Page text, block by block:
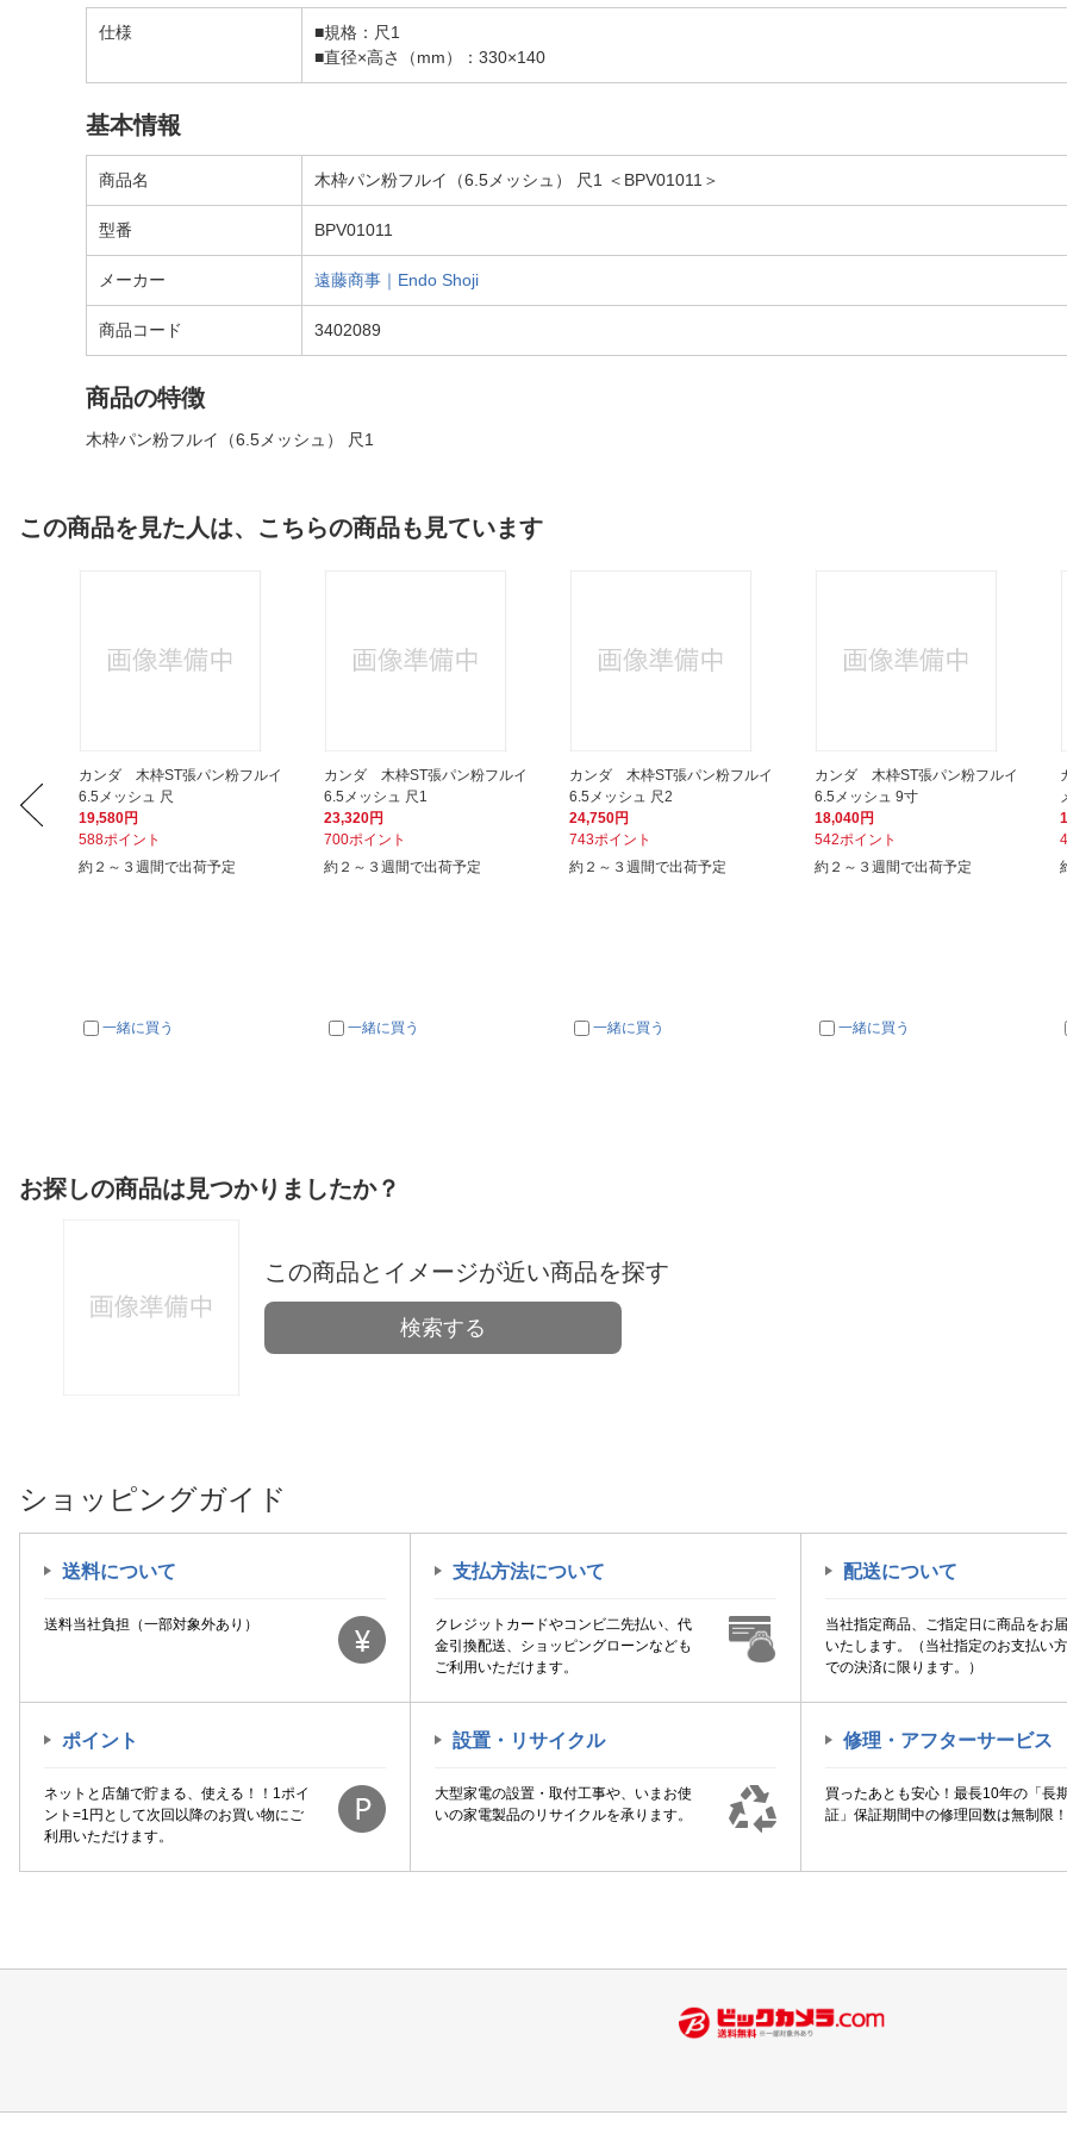
仕様
■規格：尺1
■直径×高さ（mm）：330×140
基本情報
商品名 木枠パン粉フルイ（6.5メッシュ） 尺1 ＜BPV01011＞
型番 BPV01011
メーカー 遠藤商事｜Endo Shoji
商品コード 3402089
商品の特徴
木枠パン粉フルイ（6.5メッシュ） 尺1
この商品を見た人は、こちらの商品も見ています
カンダ 木枠ST張パン粉フルイ
6.5メッシュ 尺
19,580円
588ポイント
約２～３週間で出荷予定
一緒に買う
カンダ 木枠ST張パン粉フルイ
6.5メッシュ 尺1
23,320円
700ポイント
約２～３週間で出荷予定
一緒に買う
カンダ 木枠ST張パン粉フルイ
6.5メッシュ 尺2
24,750円
743ポイント
約２～３週間で出荷予定
一緒に買う
カンダ 木枠ST張パン粉フルイ
6.5メッシュ 9寸
18,040円
542ポイント
約２～３週間で出荷予定
一緒に買う
お探しの商品は見つかりましたか？
この商品とイメージが近い商品を探す
検索する
ショッピングガイド
送料について
送料当社負担（一部対象外あり）
支払方法について
クレジットカードやコンビ二先払い、代
金引換配送、ショッピングローンなども
ご利用いただけます。
配送について
当社指定商品、ご指定日に商品をお
いたします。（当社指定のお支払い
での決済に限ります。）
ポイント
ネットと店舗で貯まる、使える！！1ポイ
ント=1円として次回以降のお買い物にご
利用いただけます。
設置・リサイクル
大型家電の設置・取付工事や、いまお使
いの家電製品のリサイクルを承ります。
修理・アフターサービス
買ったあとも安心！最長10年の「長
証」保証期間中の修理回数は無制限！